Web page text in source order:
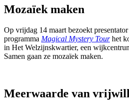
Mozaïek maken
Op vrijdag 14 maart bezoekt
programma Magical Mystery Tourhet
in Het Welzijnskwartier, een
Samen gaan ze mozaïek maken.
Meerwaarde van